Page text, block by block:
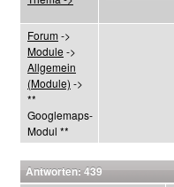
Forum->
Module ->
Allgemein
(Module) ->
**
Googlemaps-
Modul **
Antworten: 439